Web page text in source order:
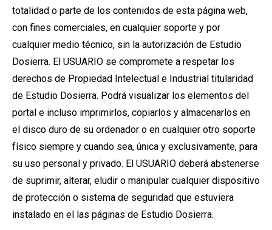
totalidad o parte de los contenidos de esta página web,
con fines comerciales, en cualquier soporte y por
cualquier medio técnico, sin la autorización de Estudio
Dosierra. El USUARIO se compromete a respetar los
derechos de Propiedad Intelectual e Industrial titularidad
de Estudio Dosierra. Podrá visualizar los elementos del
portal e incluso imprimirlos, copiarlos y almacenarlos en
el disco duro de su ordenador o en cualquier otro soporte
físico siempre y cuando sea, única y exclusivamente, para
su uso personal y privado. El USUARIO deberá abstenerse
de suprimir, alterar, eludir o manipular cualquier dispositivo
de protección o sistema de seguridad que estuviera
instalado en el las páginas de Estudio Dosierra.